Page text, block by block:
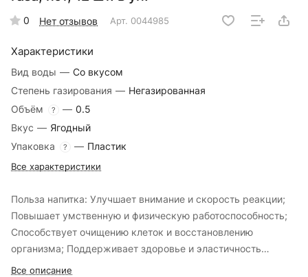
0 Нет отзывов Арт. 0044985
Характеристики
Вид воды — Со вкусом
Степень газирования — Негазированная
Объём
? — 0.5
Вкус — Ягодный
Упаковка
? — Пластик
Все характеристики
Польза напитка: Улучшает внимание и скорость реакции;
Повышает умственную и физическую работоспособность;
Способствует очищению клеток и восстановлению
организма; Поддерживает здоровье и эластичность
сосудов; Защищает от стресса и окислительного
Все описание